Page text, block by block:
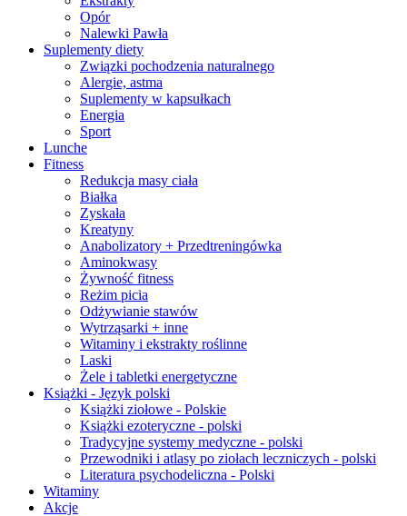
Opór
Nalewki Pawła
Suplementy diety
Związki pochodzenia naturalnego
Alergie, astma
Suplementy w kapsułkach
Energia
Sport
Lunche
Fitness
Redukcja masy ciała
Białka
Zyskała
Kreatyny
Anabolizatory + Przedtreningówka
Aminokwasy
Żywność fitness
Reżim picia
Odżywianie stawów
Wytrząsarki + inne
Witaminy i ekstrakty roślinne
Laski
Żele i tabletki energetyczne
Książki - Język polski
Książki ziołowe - Polskie
Książki ezoteryczne - polski
Tradycyjne systemy medyczne - polski
Przewodniki i atlasy po ziołach leczniczych - polski
Literatura psychodeliczna - Polski
Witaminy
Akcje